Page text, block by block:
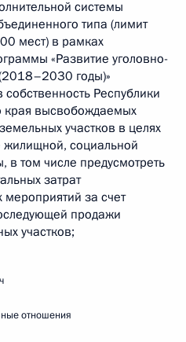
системы
типа (лимит
мест) в рамках
«Развитие уголовно-
годы)»
Республики
края высвобождаемых
участков в целях
жилищной, социальной
в том числе предусмотреть
затрат
за счет
продажи
участков;
отношения